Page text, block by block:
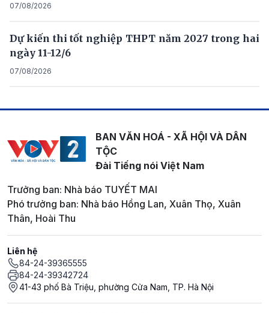
07/08/2026
Dự kiến thi tốt nghiệp THPT năm 2027 trong hai
ngày 11-12/6
07/08/2026
BAN VĂN HOÁ - XÃ HỘI VÀ DÂN
TỘC
Đài Tiếng nói Việt Nam
Trưởng ban: Nhà báo TUYẾT MAI
Phó trưởng ban: Nhà báo Hồng Lan, Xuân Thọ, Xuân
Thân, Hoài Thu
Liên hệ
84-24-39365555
84-24-39342724
41-43 phố Bà Triệu, phường Cửa Nam, TP. Hà Nội